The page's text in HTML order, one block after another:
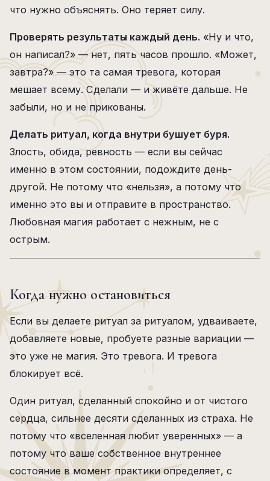
что нужно объяснять. Оно теряет силу.
Проверять результаты каждый день. «Ну и что,
он написал?» — нет, пять часов прошло. «Может,
завтра?» — это та самая тревога, которая
мешает всему. Сделали — и живёте дальше. Не
забыли, но и не прикованы.
Делать ритуал, когда внутри бушует буря.
Злость, обида, ревность — если вы сейчас
именно в этом состоянии, подождите день-
другой. Не потому что «нельзя», а потому что
именно это вы и отправите в пространство.
Любовная магия работает с нежным, не с
острым.
Когда нужно остановиться
Если вы делаете ритуал за ритуалом, удваиваете,
добавляете новые, пробуете разные вариации —
это уже не магия. Это тревога. И тревога
блокирует всё.
Один ритуал, сделанный спокойно и от чистого
сердца, сильнее десяти сделанных из страха. Не
потому что «вселенная любит уверенных» — а
потому что ваше собственное внутреннее
состояние в момент практики определяет, с